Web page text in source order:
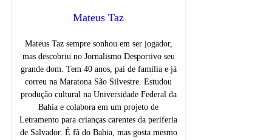
Mateus Taz
Mateus Taz sempre sonhou em ser jogador,
mas descobriu no Jornalismo Desportivo seu
grande dom. Tem 40 anos, pai de família e já
correu na Maratona São Silvestre. Estudou
produção cultural na Universidade Federal da
Bahia e colabora em um projeto de
Letramento para crianças carentes da periferia
de Salvador. É fã do Bahia, mas gosta mesmo